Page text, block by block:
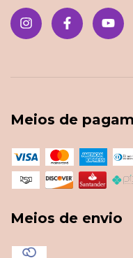
Meios de
Meios de envio